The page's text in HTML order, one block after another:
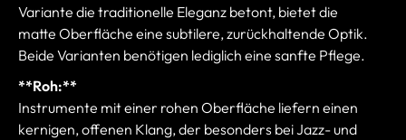
Variante die traditionelle Eleganz betont, bietet die
matte Oberfläche eine subtilere, zurückhaltende Optik.
Beide Varianten benötigen lediglich eine sanfte Pflege.
**Roh:**
Instrumente mit einer rohen Oberfläche liefern einen
kernigen, offenen Klang, der besonders bei Jazz- und